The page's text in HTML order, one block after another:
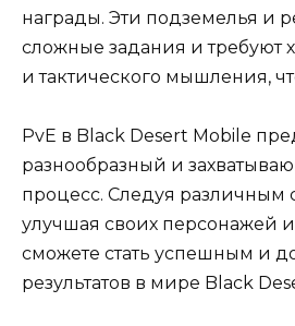
награды. Эти подземелья и
сложные задания и требуют
и тактического мышления,
PvE в Black Desert Mobile
разнообразный и
процесс. Следуя различным
улучшая своих персонажей
сможете стать успешным и
результатов в мире Black